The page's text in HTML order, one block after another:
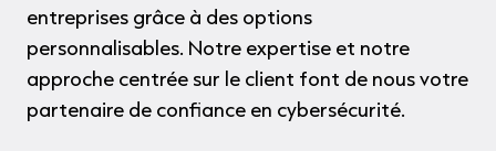
entreprises grâce à des options
personnalisables. Notre expertise et notre
approche centrée sur le client font de nous votre
partenaire de confiance en cybersécurité.